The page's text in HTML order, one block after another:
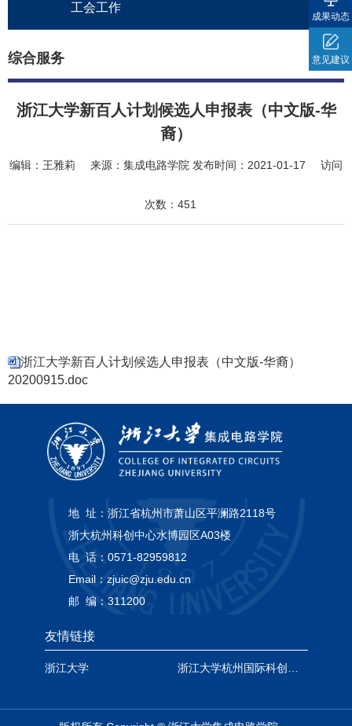
工会工作
综合服务
浙江大学新百人计划候选人申报表（中文版-华
裔）
编辑： 王雅莉 来源： 集成电路学院 发布时间： 2021-01-17 访问
次数： 451
浙江大学新百人计划候选人申报表（中文版-华裔）
20200915.doc
成果动态
意见建议
地 址： 浙江省杭州市萧山区平澜路2118号
浙大杭州科创中心水博园区A03楼
电 话： 0571-82959812
Email： zjuic@zju.edu.cn
邮 编： 311200
友情链接
浙江大学